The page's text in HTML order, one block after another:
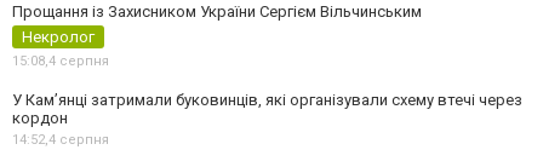
Прощання із Захисником України Сергієм Вільчинським
Некролог
15:08,4 серпня
У Кам’янці затримали буковинців, які організували схему втечі через
кордон
14:52,4 серпня